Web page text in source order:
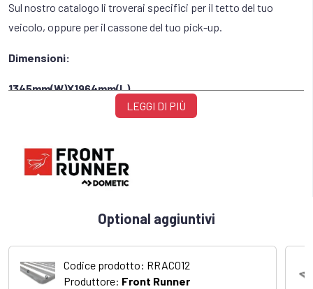
Sul nostro catalogo li troverai specifici per il tetto del tuo
veicolo, oppure per il cassone del tuo pick-up.
Dimensioni:
1345mm(W)X1964mm(L)
Non necessità di foratura
LEGGI DI PIÙ
Optional aggiuntivi
Codice prodotto: RRAC012
Produttore: Front Runner